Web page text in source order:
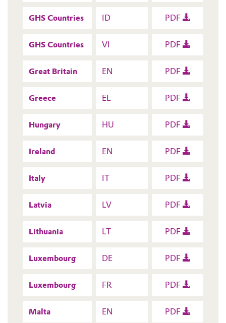
GHS Countries ID PDF
GHS Countries VI PDF
Great Britain EN PDF
Greece EL PDF
Hungary HU PDF
Ireland EN PDF
Italy IT PDF
Latvia LV PDF
Lithuania LT PDF
Luxembourg DE PDF
Luxembourg FR PDF
Malta EN PDF